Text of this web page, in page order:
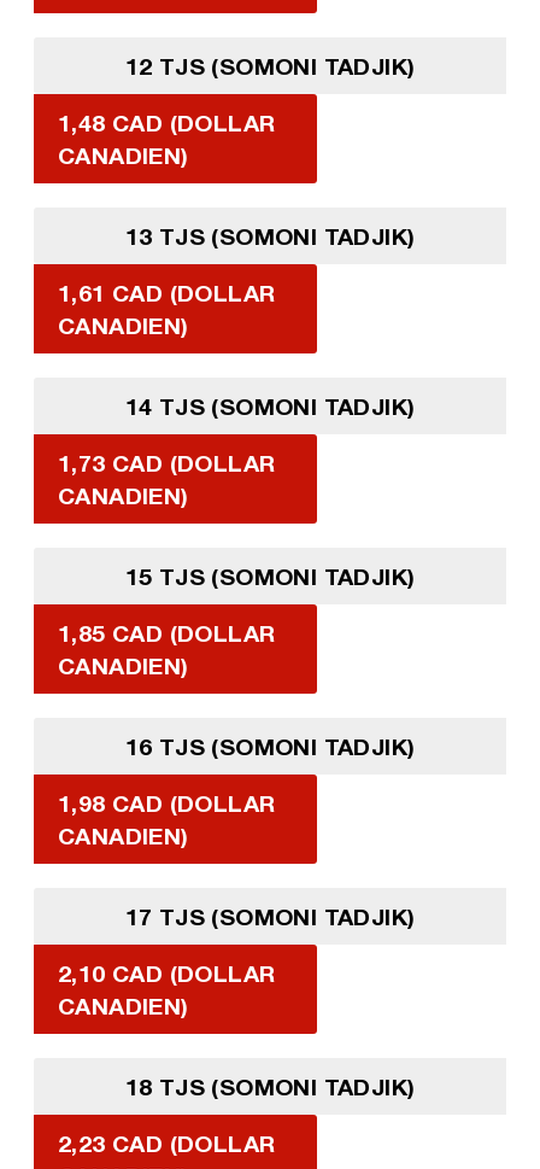
12 TJS (SOMONI TADJIK)
1,48 CAD (DOLLAR
CANADIEN)
13 TJS (SOMONI TADJIK)
1,61 CAD (DOLLAR
CANADIEN)
14 TJS (SOMONI TADJIK)
1,73 CAD (DOLLAR
CANADIEN)
15 TJS (SOMONI TADJIK)
1,85 CAD (DOLLAR
CANADIEN)
16 TJS (SOMONI TADJIK)
1,98 CAD (DOLLAR
CANADIEN)
17 TJS (SOMONI TADJIK)
2,10 CAD (DOLLAR
CANADIEN)
18 TJS (SOMONI TADJIK)
2,23 CAD (DOLLAR